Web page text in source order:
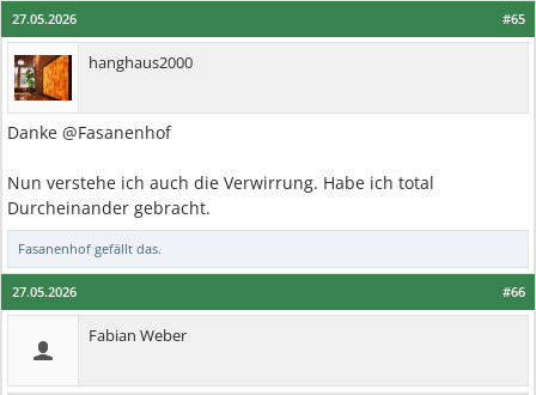
#65
27.05.2026
hanghaus2000
Danke @Fasanenhof
Nun verstehe ich auch die Verwirrung. Habe ich total
Durcheinander gebracht.
Fasanenhof gefällt das.
#66
27.05.2026
Fabian Weber